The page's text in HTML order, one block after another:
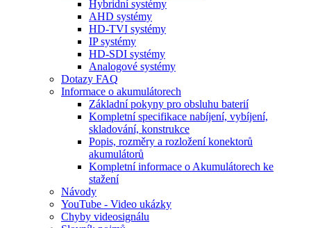
Hybridní systémy
AHD systémy
HD-TVI systémy
IP systémy
HD-SDI systémy
Analogové systémy
Dotazy FAQ
Informace o akumulátorech
Základní pokyny pro obsluhu baterií
Kompletní specifikace nabíjení, vybíjení,
skladování, konstrukce
Popis, rozměry a rozložení konektorů
akumulátorů
Kompletní informace o Akumulátorech ke
stažení
Návody
YouTube - Video ukázky
Chyby videosignálu